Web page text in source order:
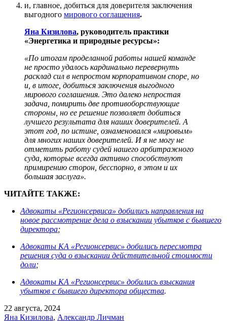
и, главное, добиться для доверителя заключения
выгодного мирового соглашения.
Яна Кизилова, руководитель практики
«Энергетика и природные ресурсы»:
«По итогам проделанной работы нашей команде
не просто удалось кардинально перевернуть
расклад сил в непростом корпоративном споре, но
и, в итоге, добиться заключения выгодного
мирового соглашения. Это далеко непростая
задача, помирить две противоборствующие
стороны, но ее решение позволяет добиться
лучшего результата для наших доверителей. А
этот год, по истине, ознаменовался «мировым»
для многих наших доверителей. И я не могу не
отметить работу судей нашего арбитражного
суда, которые всегда активно способствуют
примирению сторон, бесспорно, в этом и их
большая заслуга».
ЧИТАЙТЕ ТАКЖЕ:
Адвокаты «Регионсервиса» добились направления на
новое рассмотрение дела о взыскании убытков с бывшего
директора;
Адвокаты КА «Регионсервис» добились пересмотра
решения суда о взыскании действительной стоимости
доли;
Адвокаты КА «Регионсервис» добились взыскания
убытков с бывшего директора общества.
22 августа, 2024
Яна Кизилова, Александр Личман